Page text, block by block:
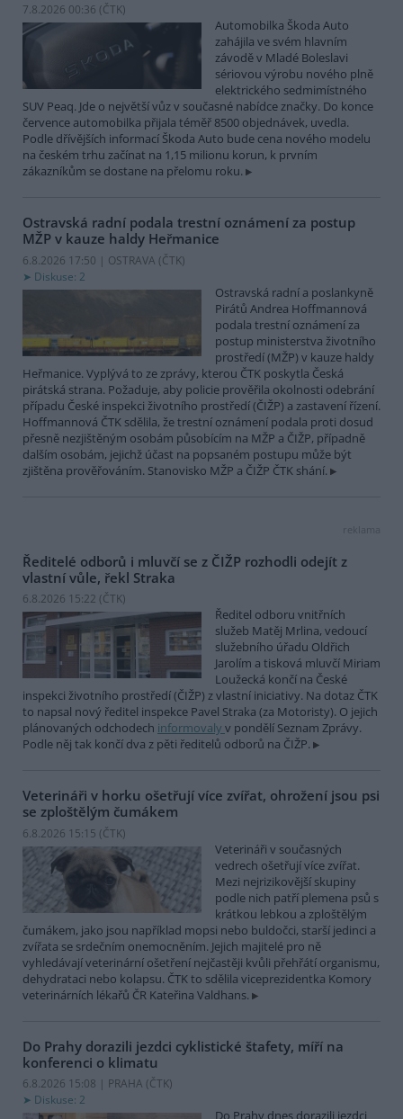
7.8.2026 00:36 (ČTK)
Automobilka Škoda Auto
zahájila ve svém hlavním
závodě v Mladé Boleslavi
sériovou výrobu nového plně
elektrického sedmimístného
SUV Peaq. Jde o největší vůz v současné nabídce značky. Do konce
července automobilka přijala téměř 8500 objednávek, uvedla.
Podle dřívějších informací Škoda Auto bude cena nového modelu
na českém trhu začínat na 1,15 milionu korun, k prvním
zákazníkům se dostane na přelomu roku.
Ostravská radní podala trestní oznámení za postup
MŽP v kauze haldy Heřmanice
6.8.2026 17:50 | OSTRAVA (ČTK)
Diskuse: 2
Ostravská radní a poslankyně
Pirátů Andrea Hoffmannová
podala trestní oznámení za
postup ministerstva životního
prostředí (MŽP) v kauze haldy
Heřmanice. Vyplývá to ze zprávy, kterou ČTK poskytla Česká
pirátská strana. Požaduje, aby policie prověřila okolnosti odebrání
případu České inspekci životního prostředí (ČIŽP) a zastavení řízení.
Hoffmannová ČTK sdělila, že trestní oznámení podala proti dosud
přesně nezjištěným osobám působícím na MŽP a ČIŽP, případně
dalším osobám, jejichž účast na popsaném postupu může být
zjištěna prověřováním. Stanovisko MŽP a ČIŽP ČTK shání.
reklama
Ředitelé odborů i mluvčí se z ČIŽP rozhodli odejít z
vlastní vůle, řekl Straka
6.8.2026 15:22 (ČTK)
Ředitel odboru vnitřních
služeb Matěj Mrlina, vedoucí
služebního úřadu Oldřich
Jarolím a tisková mluvčí Miriam
Loužecká končí na České
inspekci životního prostředí (ČIŽP) z vlastní iniciativy. Na dotaz ČTK
to napsal nový ředitel inspekce Pavel Straka (za Motoristy). O jejich
plánovaných odchodech informovaly v pondělí Seznam Zprávy.
Podle něj tak končí dva z pěti ředitelů odborů na ČIŽP.
Veterináři v horku ošetřují více zvířat, ohrožení jsou psi
se zploštělým čumákem
6.8.2026 15:15 (ČTK)
Veterináři v současných
vedrech ošetřují více zvířat.
Mezi nejrizikovější skupiny
podle nich patří plemena psů s
krátkou lebkou a zploštělým
čumákem, jako jsou například mopsi nebo buldočci, starší jedinci a
zvířata se srdečním onemocněním. Jejich majitelé pro ně
vyhledávají veterinární ošetření nejčastěji kvůli přehřátí organismu,
dehydrataci nebo kolapsu. ČTK to sdělila viceprezidentka Komory
veterinárních lékařů ČR Kateřina Valdhans.
Do Prahy dorazili jezdci cyklistické štafety, míří na
konferenci o klimatu
6.8.2026 15:08 | PRAHA (ČTK)
Diskuse: 2
Do Prahy dnes dorazili jezdci